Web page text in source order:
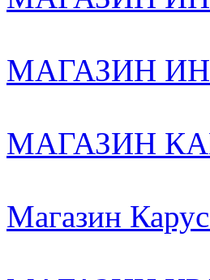
МАГАЗИН
МАГАЗИН
Магазин